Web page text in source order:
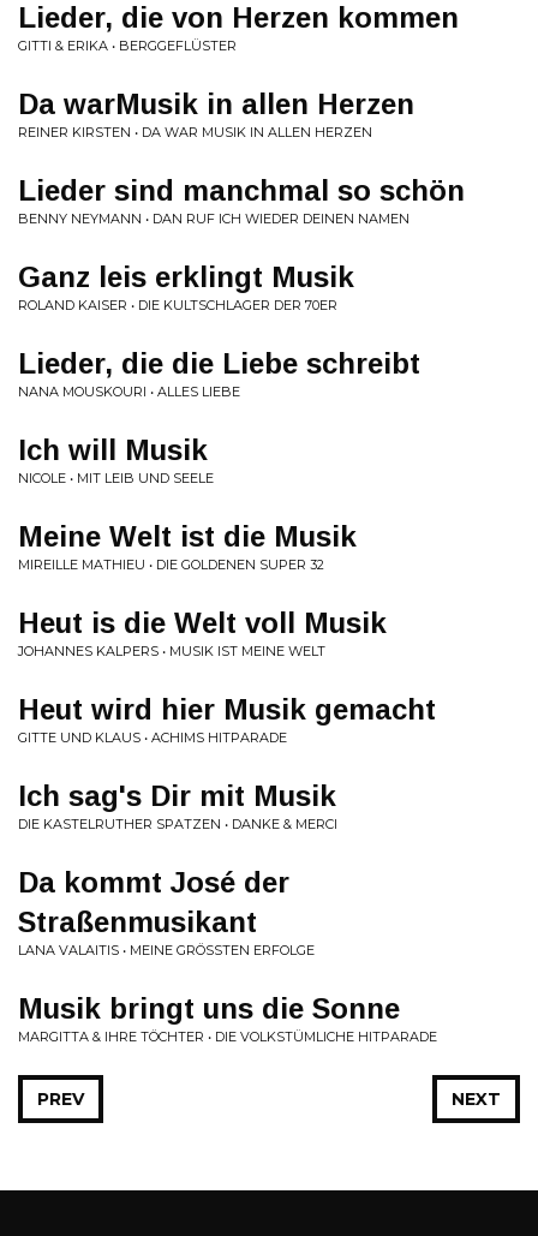
Lieder, die von Herzen kommen
GITTI & ERIKA • BERGGEFLÜSTER
Da warMusik in allen Herzen
REINER KIRSTEN • DA WAR MUSIK IN ALLEN HERZEN
Lieder sind manchmal so schön
BENNY NEYMANN • DAN RUF ICH WIEDER DEINEN NAMEN
Ganz leis erklingt Musik
ROLAND KAISER • DIE KULTSCHLAGER DER 70ER
Lieder, die die Liebe schreibt
NANA MOUSKOURI • ALLES LIEBE
Ich will Musik
NICOLE • MIT LEIB UND SEELE
Meine Welt ist die Musik
MIREILLE MATHIEU • DIE GOLDENEN SUPER 32
Heut is die Welt voll Musik
JOHANNES KALPERS • MUSIK IST MEINE WELT
Heut wird hier Musik gemacht
GITTE UND KLAUS • ACHIMS HITPARADE
Ich sag's Dir mit Musik
DIE KASTELRUTHER SPATZEN • DANKE & MERCI
Da kommt José der
Straßenmusikant
LANA VALAITIS • MEINE GRÖSSTEN ERFOLGE
Musik bringt uns die Sonne
MARGITTA & IHRE TÖCHTER • DIE VOLKSTÜMLICHE HITPARADE
NEXT
PREV